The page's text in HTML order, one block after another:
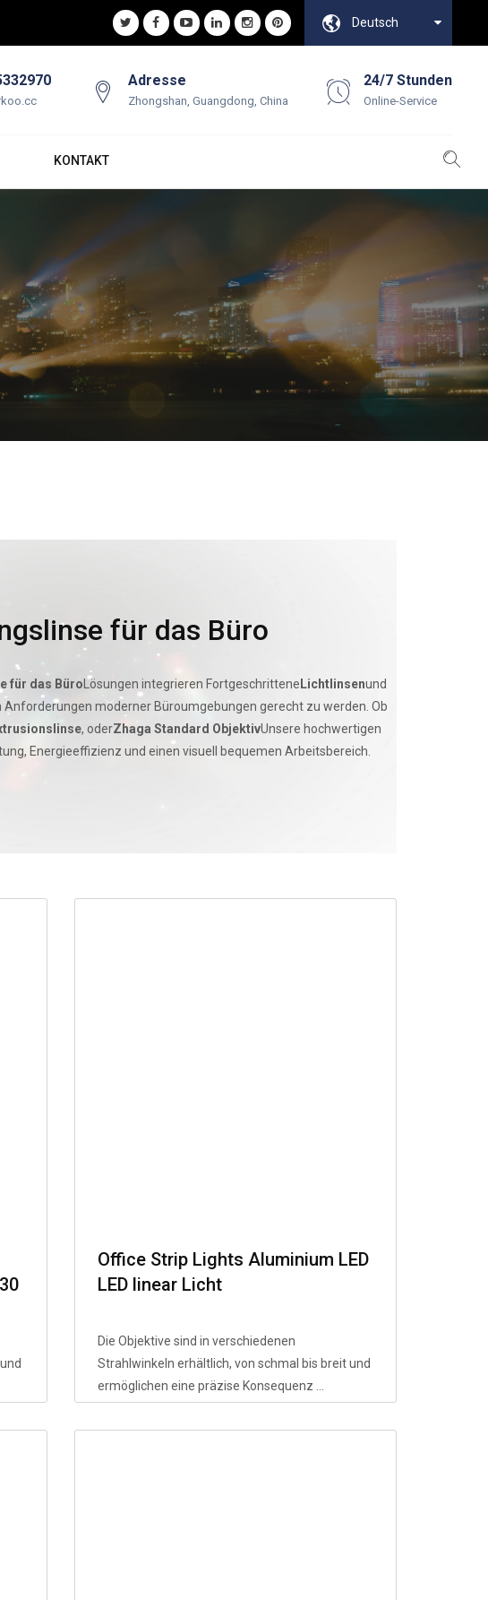
Deutsch
Adresse
Zhongshan, Guangdong, China
24/7 Stunden
Online-Service
KONTAKT
für das Büro
für das Büro Lösungen integrieren Fortgeschrittene Lichtlinsenund
moderner Büroumgebungen gerecht zu werden. Ob
, oderZhaga Standard ObjektivUnsere hochwertigen
Energieeffizienz und einen visuell bequemen Arbeitsbereich.
Office Strip Lights Aluminium LED
LED linear Licht
Die Objektive sind in verschiedenen
Strahlwinkeln erhältlich, von schmal bis breit und
ermöglichen eine präzise Konsequenz ...